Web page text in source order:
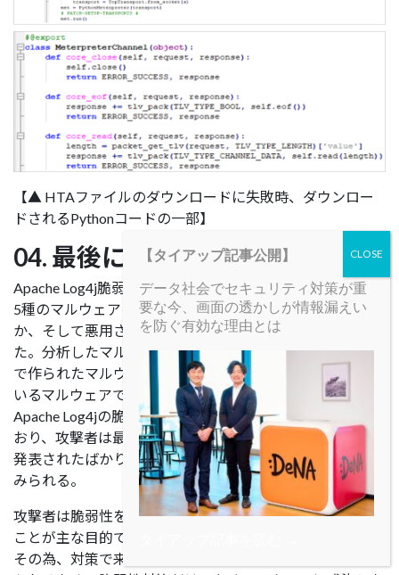
【▲ HTAファイルのダウンロードに失敗時、ダウンロー
ドされるPythonコードの一部】
04. 最後に
Apache Log4j脆弱性を悪用するマルウェアを分類し、その
5種のマルウェアを分析し、どのように脆弱性を悪用する
か、そして悪用された不正コードの行為について調べてみ
た。分析したマルウェアは脆弱性が最初に公開された時点
で作られたマルウェアではなく、以前から活発に活動して
いるマルウェアであることが確認された。流布方法に
Apache Log4jの脆弱性を悪用する方法を追加して流布して
おり、攻撃者は最新脆弱性の中、波及力が高い、もしくは
発表されたばかりの脆弱性を悪用して流布に使用されると
みられる。
攻撃者は脆弱性を悪用してマルウェアをインストールする
ことが主な目的でり、脆弱性は最新のものも利用される。
その為、対策で来ていない脆弱性を利用されることも考え
【タイアップ記事公開】
データ社会でセキュリティ対策が重
要な今、画面の透かしが情報漏えい
を防ぐ有効な理由とは